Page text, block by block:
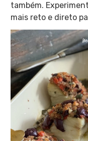
também.
mais reto e direto